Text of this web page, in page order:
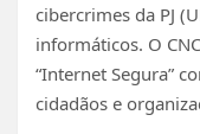
cibercrimes da PJ
informáticos. O
“Internet Segura”
cidadãos e